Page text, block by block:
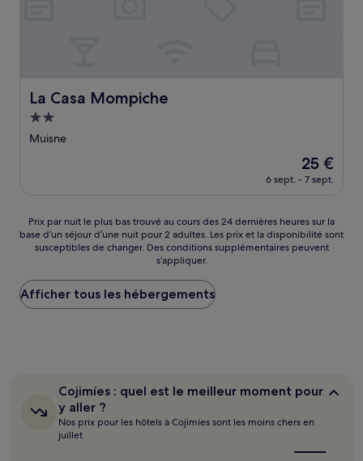
La Casa Mompiche
La Casa Mompiche
Hébergement
2.0 étoiles
Muisne
Le
nouveau
de
25 €
25 €
6 sept. - 7 sept.
Prix
par
nuit
plus
bas
trouvé
Prix par nuit le plus bas trouvé au cours des 24 dernières heures sur la
base d’un séjour d’une nuit pour 2 adultes. Les prix et la disponibilité sont
susceptibles de changer. Des conditions supplémentaires peuvent
s’appliquer.
Afficher tous les hébergements
Cojimíes :
quel
est
le
meilleur
Cojimíes : quel est le meilleur moment pour
y aller ?
Nos prix pour les hôtels à Cojimíes sont les moins chers en
juillet